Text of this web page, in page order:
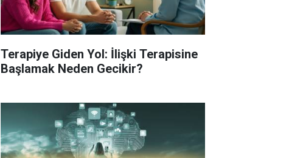
Terapiye Giden Yol: İlişki Terapisine
Başlamak Neden Gecikir?